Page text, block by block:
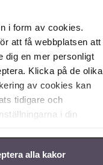
i form av cookies.
att få webbplatsen att
dig en mer personligt
Klicka på de olika
av cookies kan
tidigare och
i din
alla kakor
vittne till en
skada eller
och skräck.
och inte klarar av
slarvigt så här
när en
Detta är
som hände.